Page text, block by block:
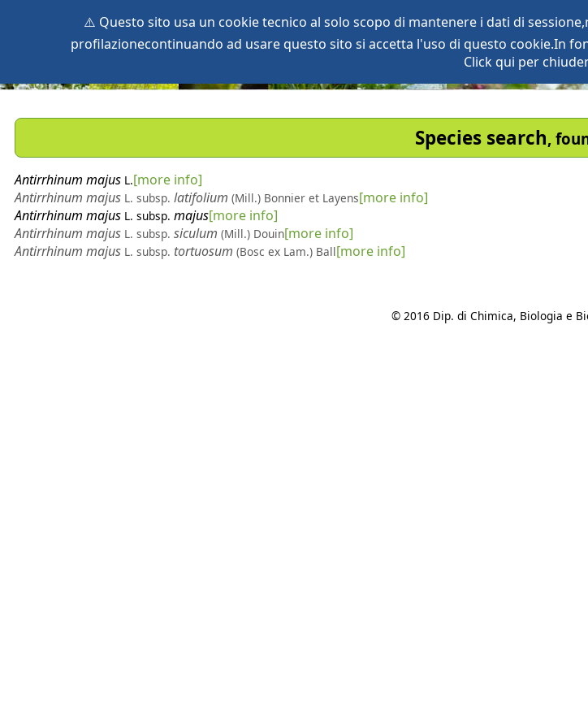
⚠️ Questo sito usa un cookie tecnico al solo scopo di mantenere i dati di
profilazionecontinuando ad usare questo sito si accetta l'uso di questo cookie.In
Click qui per
Species search,
Antirrhinum majus L.[more info]
Antirrhinum majus L. subsp. latifolium (Mill.) Bonnier et Layens[more info]
Antirrhinum majus L. subsp. majus[more info]
Antirrhinum majus L. subsp. siculum (Mill.) Douin[more info]
Antirrhinum majus L. subsp. tortuosum (Bosc ex Lam.) Ball[more info]
© 2016 Dip. di Chimica, Biologia e